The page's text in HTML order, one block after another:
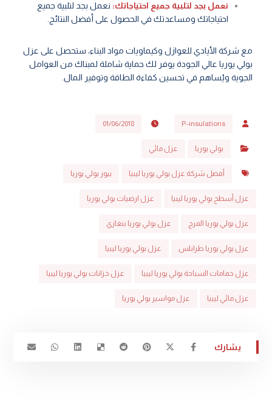
نعمل بجد لتلبية جميع احتياجاتك: نعمل بجد لتلبية جميع
احتياجاتك ومساعدتك في الحصول على أفضل النتائج.
مع شركة الأيادي للعوازل وكيماويات مواد البناء، ستحصل على عزل
بولي يوريا عالي الجودة يوفر لك حماية شاملة لمبناك من العوامل
الجوية ويُساهم في تحسين كفاءة الطاقة وتوفير المال.
P-insulations
01/06/2018
بولي يوريا عزل مائي
أفضل شركة عزل بولي يوريا ليبيا بيور بولي يوريا
عزل أسطح بولي يوريا ليبيا عزل ارضيات بولي يوريا
عزل بولي يوريا المرج عزل بولي يوريا بنغازي
عزل بولي يوريا طرابلس عزل بولي يوريا ليبيا
عزل حمامات السباحة بولي يوريا ليبيا عزل خزانات بولي يوريا ليبيا
عزل مائي ليبيا عزل مواسير بولي يوريا